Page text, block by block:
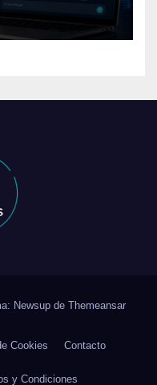
Newsup de Themeansar
Cookies Contacto
y Condiciones